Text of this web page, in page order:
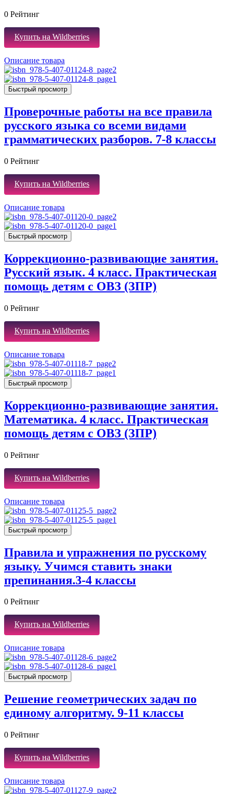
0 Рейтинг
Купить на Wildberries
Описание товара
Быстрый просмотр
Проверочные работы на все правила
русского языка со всеми видами
грамматических разборов. 7-8 классы
0 Рейтинг
Купить на Wildberries
Описание товара
Быстрый просмотр
Коррекционно-развивающие занятия.
Русский язык. 4 класс. Практическая
помощь детям с ОВЗ (ЗПР)
0 Рейтинг
Купить на Wildberries
Описание товара
Быстрый просмотр
Коррекционно-развивающие занятия.
Математика. 4 класс. Практическая
помощь детям с ОВЗ (ЗПР)
0 Рейтинг
Купить на Wildberries
Описание товара
Быстрый просмотр
Правила и упражнения по русскому
языку. Учимся ставить знаки
препинания.3-4 классы
0 Рейтинг
Купить на Wildberries
Описание товара
Быстрый просмотр
Решение геометрических задач по
единому алгоритму. 9-11 классы
0 Рейтинг
Купить на Wildberries
Описание товара